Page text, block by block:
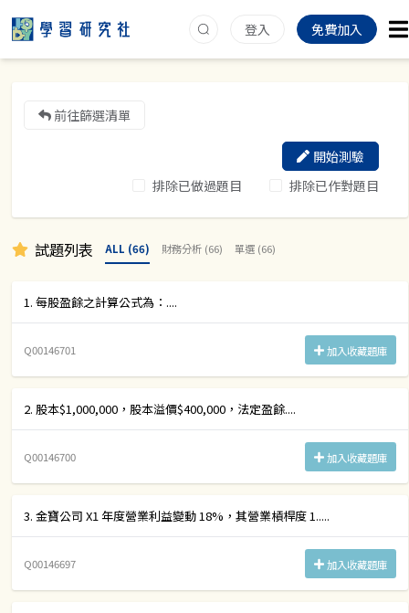
登入 免費加入
前往篩選清單
排除已做過題目 排除已作對題目
開始測驗
試題列表 ALL (66) 財務分析 (66) 單選 (66)
1. 每股盈餘之計算公式為：....
Q00146701 加入收藏題庫
2. 股本$1,000,000，股本溢價$400,000，法定盈餘....
Q00146700 加入收藏題庫
3. 金寶公司 X1 年度營業利益變動 18%，其營業槓桿度 1.....
Q00146697 加入收藏題庫